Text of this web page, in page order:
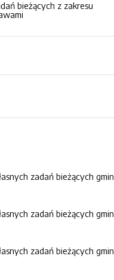
bieżących z zakresu
zadań bieżących gmin
zadań bieżących gmin
zadań bieżących gmin